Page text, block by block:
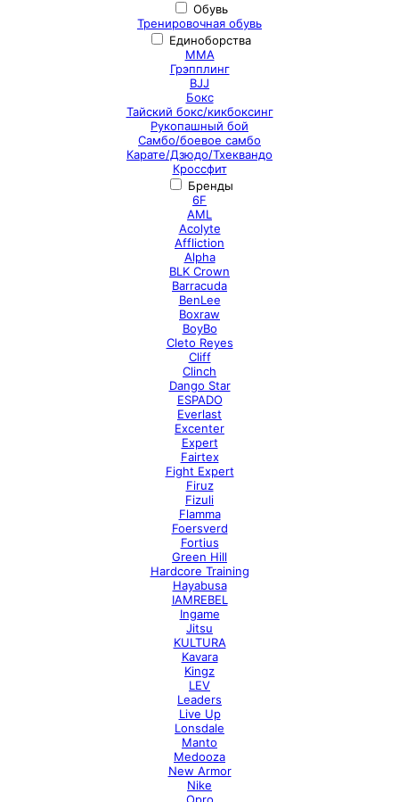
Обувь
Тренировочная обувь
Единоборства
ММА
Грэпплинг
BJJ
Бокс
Тайский бокс/кикбоксинг
Рукопашный бой
Самбо/боевое самбо
Карате/Дзюдо/Тхеквандо
Кроссфит
Бренды
6F
AML
Acolyte
Affliction
Alpha
BLK Crown
Barracuda
BenLee
Boxraw
BoyBo
Cleto Reyes
Cliff
Clinch
Dango Star
ESPADO
Everlast
Excenter
Expert
Fairtex
Fight Expert
Firuz
Fizuli
Flamma
Foersverd
Fortius
Green Hill
Hardcore Training
Hayabusa
IAMREBEL
Ingame
Jitsu
KULTURA
Kavara
Kingz
LEV
Leaders
Live Up
Lonsdale
Manto
Medooza
New Armor
Nike